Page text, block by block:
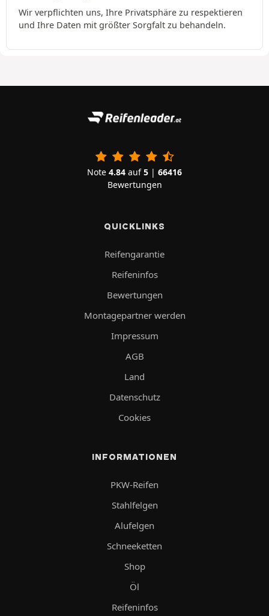
Wir verpflichten uns, Ihre Privatsphäre zu respektieren
und Ihre Daten mit größter Sorgfalt zu behandeln.
Note 4.84 auf5 | 66416
Bewertungen
QUICKLINKS
Reifengarantie
Reifeninfos
Bewertungen
Montagepartner werden
Impressum
AGB
Land
Datenschutz
Cookies
INFORMATIONEN
PKW-Reifen
Stahlfelgen
Alufelgen
Schneeketten
Shop
Öl
Reifeninfos